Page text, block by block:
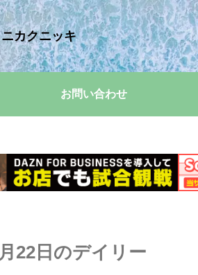
カクニッキ
お問い合わせ
22日のデイリー